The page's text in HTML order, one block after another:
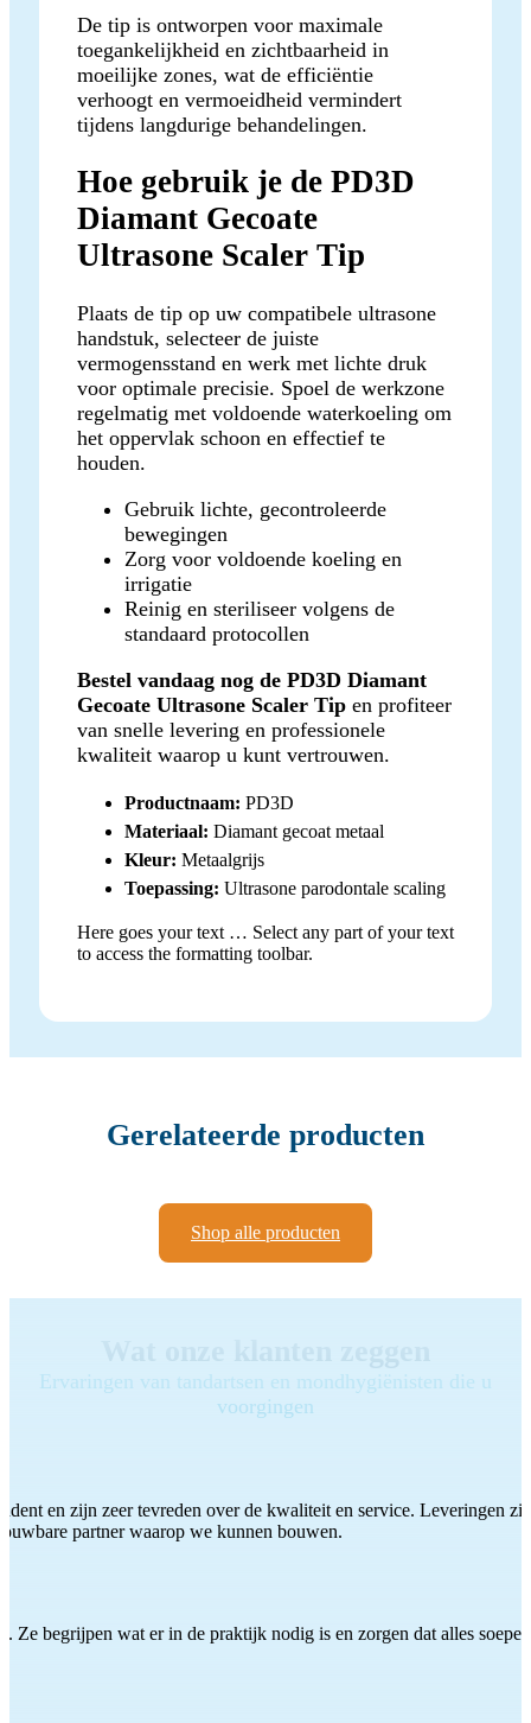
De tip is ontworpen voor maximale
toegankelijkheid en zichtbaarheid in
moeilijke zones, wat de efficiëntie
verhoogt en vermoeidheid vermindert
tijdens langdurige behandelingen.
Hoe gebruik je de PD3D
Diamant Gecoate
Ultrasone Scaler Tip
Plaats de tip op uw compatibele ultrasone
handstuk, selecteer de juiste
vermogensstand en werk met lichte druk
voor optimale precisie. Spoel de werkzone
regelmatig met voldoende waterkoeling om
het oppervlak schoon en effectief te
houden.
Gebruik lichte, gecontroleerde
bewegingen
Zorg voor voldoende koeling en
irrigatie
Reinig en steriliseer volgens de
standaard protocollen
Bestel vandaag nog de PD3D Diamant
Gecoate Ultrasone Scaler Tip en profiteer
van snelle levering en professionele
kwaliteit waarop u kunt vertrouwen.
Productnaam: PD3D
Materiaal: Diamant gecoat metaal
Kleur: Metaalgrijs
Toepassing: Ultrasone parodontale scaling
Here goes your text … Select any part of your text
to access the formatting toolbar.
Gerelateerde producten
Shop alle producten
Ervaringen van tandartsen en mondhygiënisten die u
voorgingen
en zijn zeer tevreden over de kwaliteit en service. Leveringen
partner waarop we kunnen bouwen.
Ze begrijpen wat er in de praktijk nodig is en zorgen dat alles